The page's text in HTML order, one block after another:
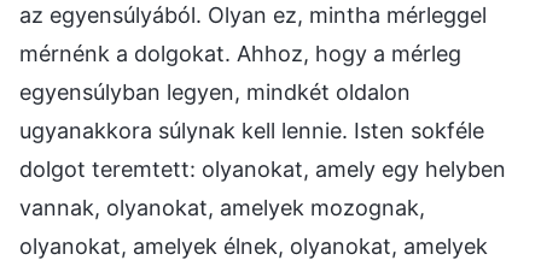
az egyensúlyából. Olyan ez, mintha mérleggel
mérnénk a dolgokat. Ahhoz, hogy a mérleg
egyensúlyban legyen, mindkét oldalon
ugyanakkora súlynak kell lennie. Isten sokféle
dolgot teremtett: olyanokat, amely egy helyben
vannak, olyanokat, amelyek mozognak,
olyanokat, amelyek élnek, olyanokat, amelyek